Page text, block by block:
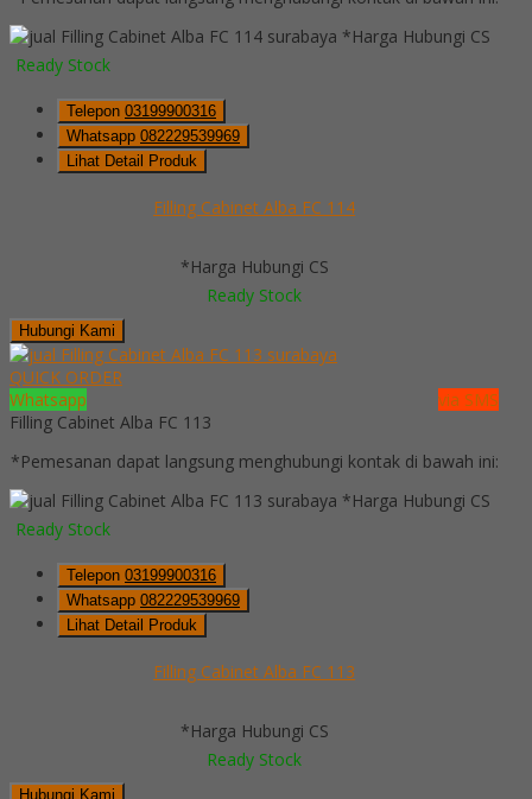
*Harga Hubungi CS
Ready Stock
Telepon 03199900316
Whatsapp 082229539969
Lihat Detail Produk
Filling Cabinet Alba FC 114
*Harga Hubungi CS
Ready Stock
Hubungi Kami
QUICK ORDER
Whatsapp
via SMS
Filling Cabinet Alba FC 113
*Pemesanan dapat langsung menghubungi kontak di bawah ini:
*Harga Hubungi CS
Ready Stock
Telepon 03199900316
Whatsapp 082229539969
Lihat Detail Produk
Filling Cabinet Alba FC 113
*Harga Hubungi CS
Ready Stock
Hubungi Kami